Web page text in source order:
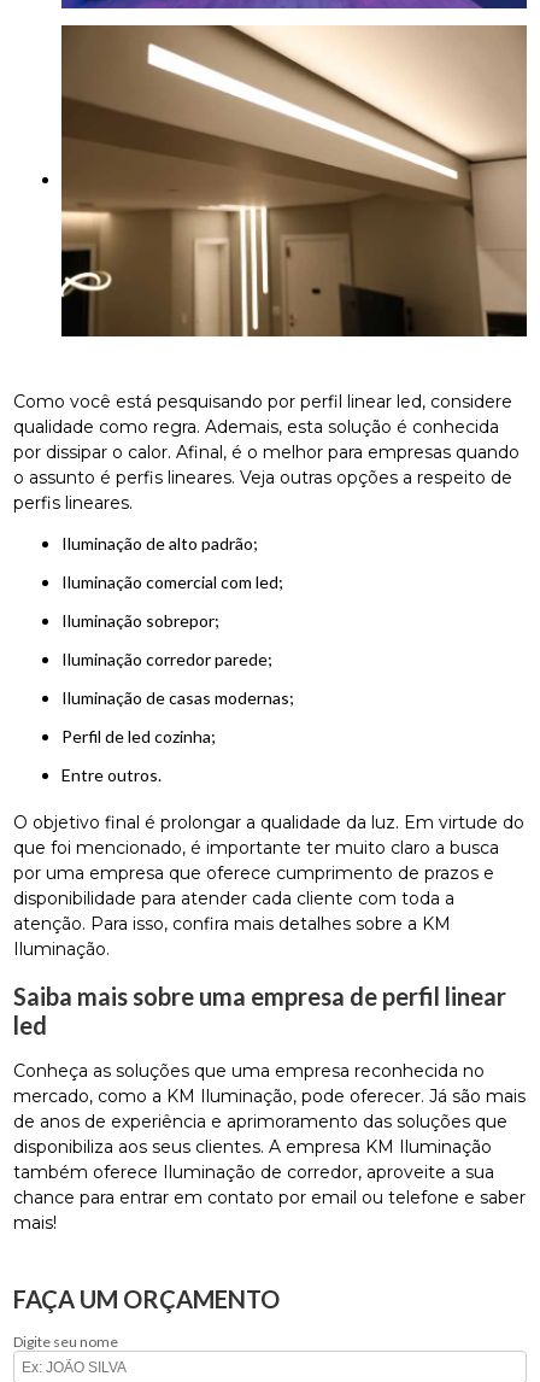
Como você está pesquisando por perfil linear led, considere
qualidade como regra. Ademais, esta solução é conhecida
por dissipar o calor. Afinal, é o melhor para empresas quando
o assunto é perfis lineares. Veja outras opções a respeito de
perfis lineares.
Iluminação de alto padrão;
iluminação comercial com led;
iluminação sobrepor;
iluminação corredor parede;
iluminação de casas modernas;
perfil de led cozinha;
entre outros.
O objetivo final é prolongar a qualidade da luz. Em virtude do
que foi mencionado, é importante ter muito claro a busca
por uma empresa que oferece cumprimento de prazos e
disponibilidade para atender cada cliente com toda a
atenção. Para isso, confira mais detalhes sobre a KM
Iluminação.
Saiba mais sobre uma empresa de perfil linear
led
Conheça as soluções que uma empresa reconhecida no
mercado, como a KM Iluminação, pode oferecer. Já são mais
de anos de experiência e aprimoramento das soluções que
disponibiliza aos seus clientes. A empresa KM Iluminação
também oferece Iluminação de corredor, aproveite a sua
chance para entrar em contato por email ou telefone e saber
mais!
FAÇA UM ORÇAMENTO
Digite seu nome